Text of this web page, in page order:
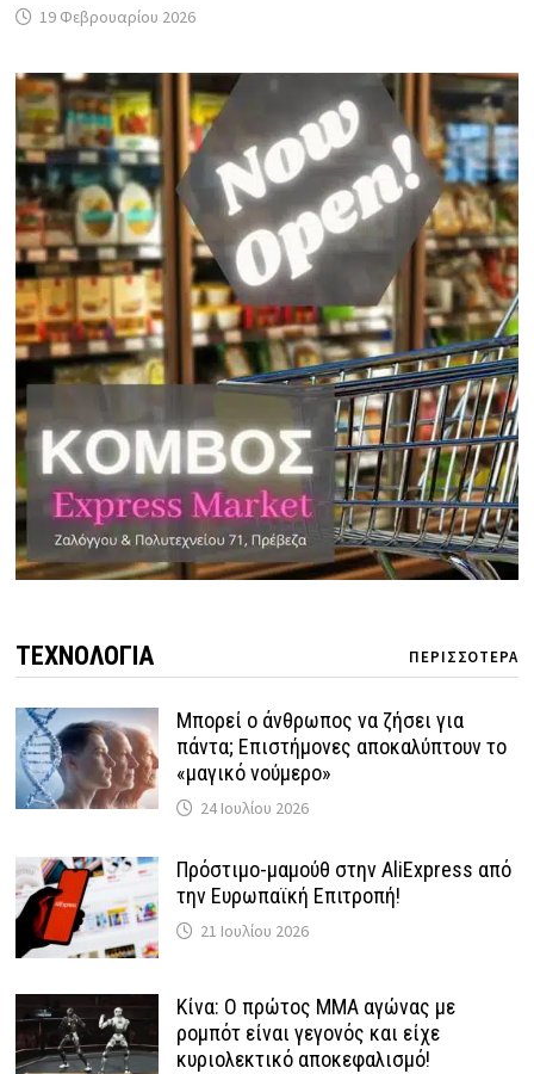
19 Φεβρουαρίου 2026
ΤΕΧΝΟΛΟΓΙΑ ΠΕΡΙΣΣΟΤΕΡΑ
Μπορεί ο άνθρωπος να ζήσει για
πάντα; Επιστήμονες αποκαλύπτουν το
«μαγικό νούμερο»
24 Ιουλίου 2026
Πρόστιμο-μαμούθ στην AliExpress από
την Ευρωπαϊκή Επιτροπή!
21 Ιουλίου 2026
Κίνα: Ο πρώτος MMA αγώνας με
ρομπότ είναι γεγονός και είχε
κυριολεκτικό αποκεφαλισμό!